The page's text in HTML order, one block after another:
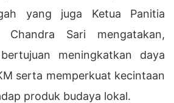
yang juga Ketua Panitia
Chandra Sari mengatakan,
meningkatkan daya
serta memperkuat kecintaan
produk budaya lokal.